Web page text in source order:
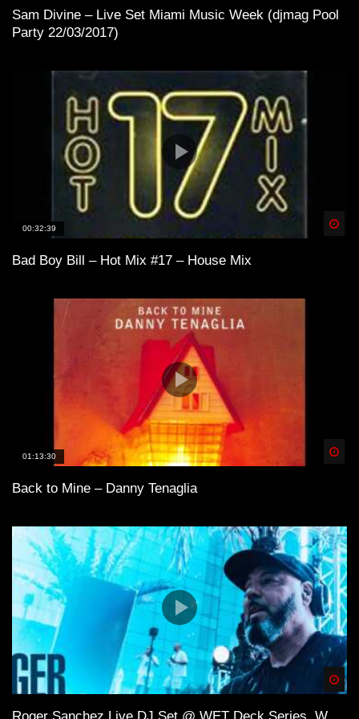
Sam Divine – Live Set Miami Music Week (djmag Pool
Party 22/03/2017)
00:32:39
Bad Boy Bill – Hot Mix #17 – House Mix
01:13:30
Back to Mine – Danny Tenaglia